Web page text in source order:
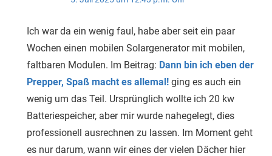
Ich war da ein wenig faul, habe aber seit ein paar
Wochen einen mobilen Solargenerator mit mobilen,
faltbaren Modulen. Im Beitrag: Dann bin ich eben der
Prepper, Spaß macht es allemal! ging es auch ein
wenig um das Teil. Ursprünglich wollte ich 20 kw
Batteriespeicher, aber mir wurde nahegelegt, dies
professionell ausrechnen zu lassen. Im Moment geht
es nur darum, wann wir eines der vielen Dächer hier